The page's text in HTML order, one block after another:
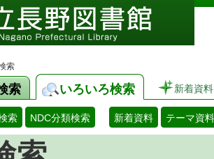
索
索 いろいろ検索 新着資料
索 NDC分類検索 新着資料 テーマ資料